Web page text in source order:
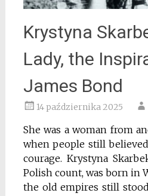
Krystyna
Lady, the
James Bond
14 października 2025
She was a woman from
when people still
courage. Krystyna
Polish count, was born in
the old empires still